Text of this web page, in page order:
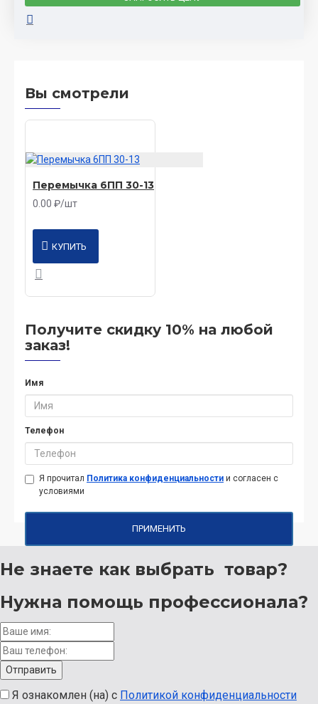
Вы смотрели
Перемычка 6ПП 30-13
0.00 ₽/шт
КУПИТЬ
Получите скидку 10% на любой
заказ!
Имя
Телефон
Я прочитал Политика конфиденциальности и согласен с
условиями
ПРИМЕНИТЬ
Не знаете как выбрать товар?
Нужна помощь профессионала?
Я ознакомлен (на) с Политикой конфиденциальности